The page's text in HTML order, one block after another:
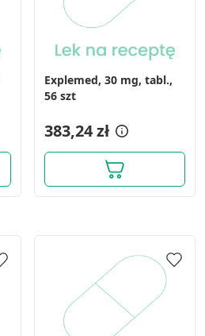
Explemed, 30 mg, tabl.,
56 szt
383,24 zł